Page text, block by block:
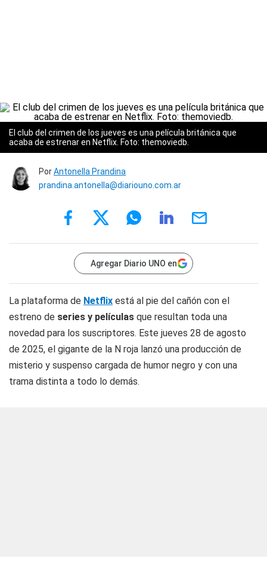
El club del crimen de los jueves es una película británica que
acaba de estrenar en Netflix. Foto: themoviedb.
PorAntonella Prandina
prandina.antonella@diariouno.com.ar
Agregar Diario UNO en
La plataforma de Netflix está al pie del cañón con el
estreno de series y películas que resultan toda una
novedad para los suscriptores. Este jueves 28 de agosto
de 2025, el gigante de la N roja lanzó una producción de
misterio y suspenso cargada de humor negro y con una
trama distinta a todo lo demás.